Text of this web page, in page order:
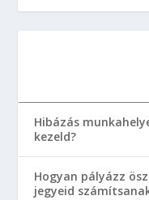
Hibázás
kezeld?
Hogyan pályázz
jegyeid